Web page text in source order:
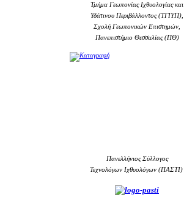
Τμήμα Γεωπονίας Ιχθυολογίας και
Υδάτινου Περιβάλλοντος (ΤΓΙΥΠ),
Σχολή Γεωπονικών Επιστημών,
Πανεπιστήμιο Θεσσαλίας (ΠΘ)
Πανελλήνιος Σύλλογος
Τεχνολόγων Ιχθυολόγων (ΠΑΣΤΙ)